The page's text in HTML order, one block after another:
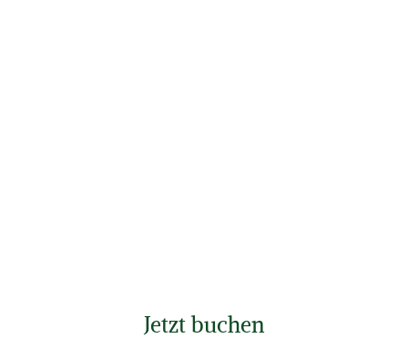
Jetzt buchen